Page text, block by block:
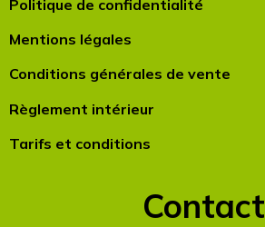
Politique de confidentialité
Mentions légales
Conditions générales de vente
Règlement intérieur
Tarifs et conditions
Contact